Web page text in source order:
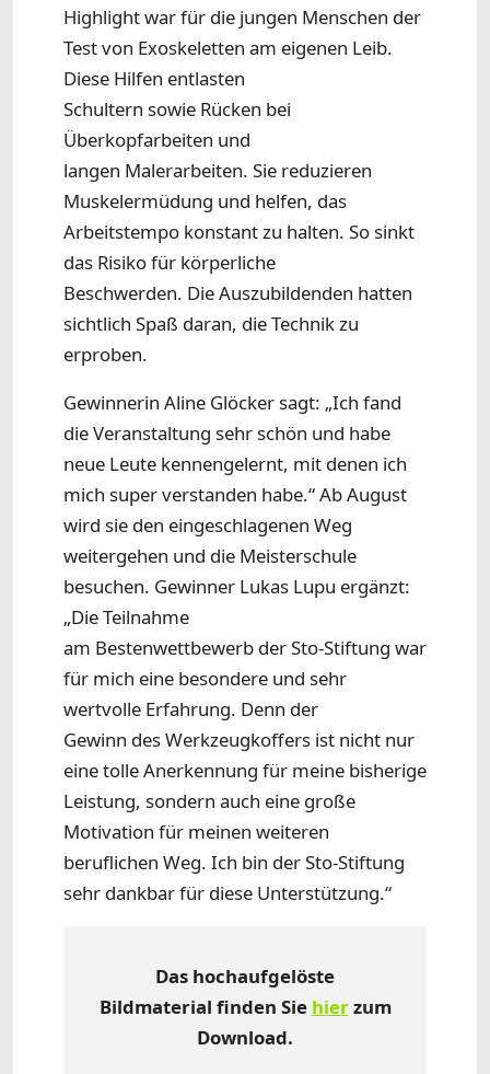
Highlight war für die jungen Menschen der
Test von Exoskeletten am eigenen Leib.
Diese Hilfen entlasten
Schultern sowie Rücken bei
Überkopfarbeiten und
langen Malerarbeiten. Sie reduzieren
Muskelermüdung und helfen, das
Arbeitstempo konstant zu halten. So sinkt
das Risiko für körperliche
Beschwerden. Die Auszubildenden hatten
sichtlich Spaß daran, die Technik zu
erproben.
Gewinnerin Aline Glöcker sagt: „Ich fand
die Veranstaltung sehr schön und habe
neue Leute kennengelernt, mit denen ich
mich super verstanden habe.“ Ab August
wird sie den eingeschlagenen Weg
weitergehen und die Meisterschule
besuchen. Gewinner Lukas Lupu ergänzt:
„Die Teilnahme
am Bestenwettbewerb der Sto-Stiftung war
für mich eine besondere und sehr
wertvolle Erfahrung. Denn der
Gewinn des Werkzeugkoffers ist nicht nur
eine tolle Anerkennung für meine bisherige
Leistung, sondern auch eine große
Motivation für meinen weiteren
beruflichen Weg. Ich bin der Sto-Stiftung
sehr dankbar für diese Unterstützung.“
Das hochaufgelöste
Bildmaterial finden Sie hierzum
Download.